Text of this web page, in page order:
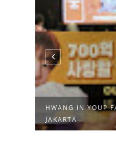
HWANG IN YOUP
JAKARTA